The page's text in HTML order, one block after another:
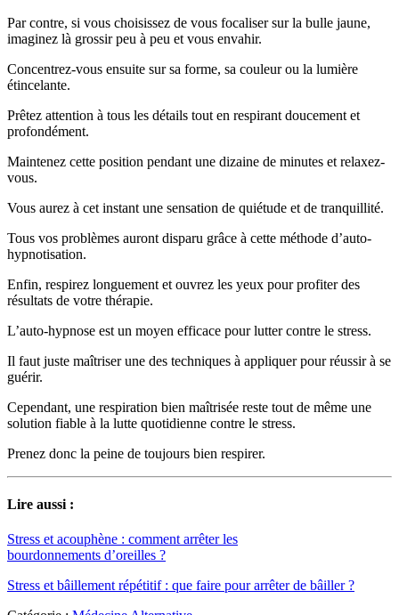
Par contre, si vous choisissez de vous focaliser sur la bulle jaune,
imaginez là grossir peu à peu et vous envahir.
Concentrez-vous ensuite sur sa forme, sa couleur ou la lumière
étincelante.
Prêtez attention à tous les détails tout en respirant doucement et
profondément.
Maintenez cette position pendant une dizaine de minutes et relaxez-
vous.
Vous aurez à cet instant une sensation de quiétude et de tranquillité.
Tous vos problèmes auront disparu grâce à cette méthode d’auto-
hypnotisation.
Enfin, respirez longuement et ouvrez les yeux pour profiter des
résultats de votre thérapie.
L’auto-hypnose est un moyen efficace pour lutter contre le stress.
Il faut juste maîtriser une des techniques à appliquer pour réussir à se
guérir.
Cependant, une respiration bien maîtrisée reste tout de même une
solution fiable à la lutte quotidienne contre le stress.
Prenez donc la peine de toujours bien respirer.
Lire aussi :
Stress et acouphène : comment arrêter les
bourdonnements d’oreilles ?
Stress et bâillement répétitif : que faire pour arrêter de bâiller ?